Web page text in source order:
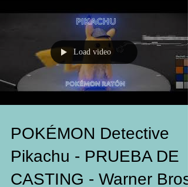
Load video
POKÉMON Detective
Pikachu - PRUEBA DE